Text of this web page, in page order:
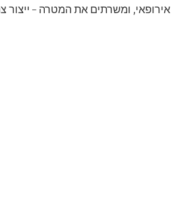
ומשרתים את המטרה – ייצור